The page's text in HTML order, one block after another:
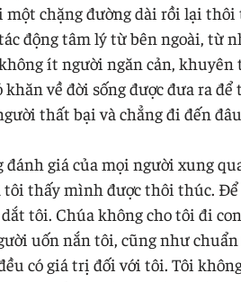
chặng đường dài rồi lại
động tâm lý từ bên ngoài, từ
ít người ngăn cản, khuyên
về đời sống được đưa ra để
thất bại và chẳng đi đến
giá của mọi người xung
tôi thấy mình được thôi thúc.
tôi. Chúa không cho tôi đi
uốn nắn tôi, cũng như
có giá trị đối với tôi. Tôi